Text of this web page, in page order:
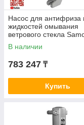
Насос для антифриза
жидкостей омывания
ветрового стекла
551010
В наличии
783 247 ₸
Купить